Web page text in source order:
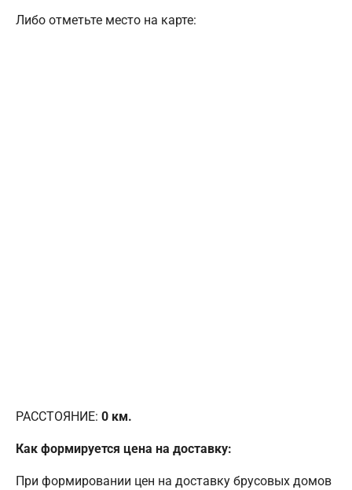
Либо отметьте место на карте:
РАССТОЯНИЕ: 0 км.
Как формируется цена на доставку:
При формировании цен на доставку брусовых домов